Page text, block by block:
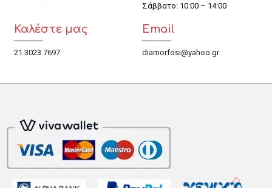
Σάββατο: 10:00 – 14:00
Καλέστε μας
21 3023 7697
Email
diamorfosi@yahoo.gr